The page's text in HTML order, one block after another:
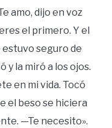
amo, dijo en voz
el primero. Y el
estuvo seguro de
y la miró a los ojos.
en mi vida. Tocó
el beso se hiciera
—Te necesito».